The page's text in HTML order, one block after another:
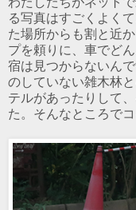
る写真はすごくよく
た場所からも割と近
プを頼りに、車でど
宿は見つからないん
のしていない雑木林
テルがあったりして
た。そんなところでコ